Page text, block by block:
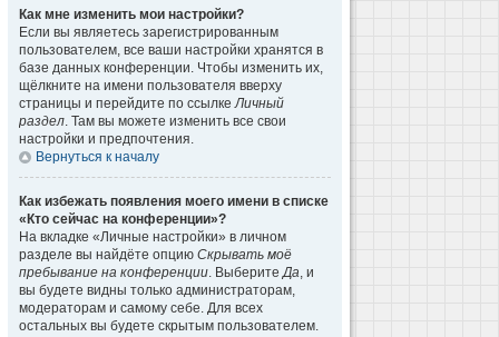
Как мне изменить мои настройки?
Если вы являетесь зарегистрированным
пользователем, все ваши настройки хранятся в
базе данных конференции. Чтобы изменить их,
щёлкните на имени пользователя вверху
страницы и перейдите по ссылкеЛичный
раздел. Там вы можете изменить все свои
настройки и предпочтения.
Вернуться к началу
Как избежать появления моего имени в списке
«Кто сейчас на конференции»?
На вкладке «Личные настройки» в личном
разделе вы найдёте опцию Скрывать моё
пребывание на конференции. ВыберитеДа, и
вы будете видны только администраторам,
модераторам и самому себе. Для всех
остальных вы будете скрытым пользователем.